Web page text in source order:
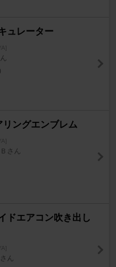
ュレーター
リングエンブレム
さん
ドエアコン吹き出し
ん